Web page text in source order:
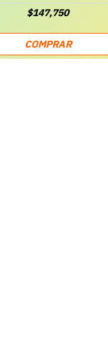
$147,750
COMPRAR